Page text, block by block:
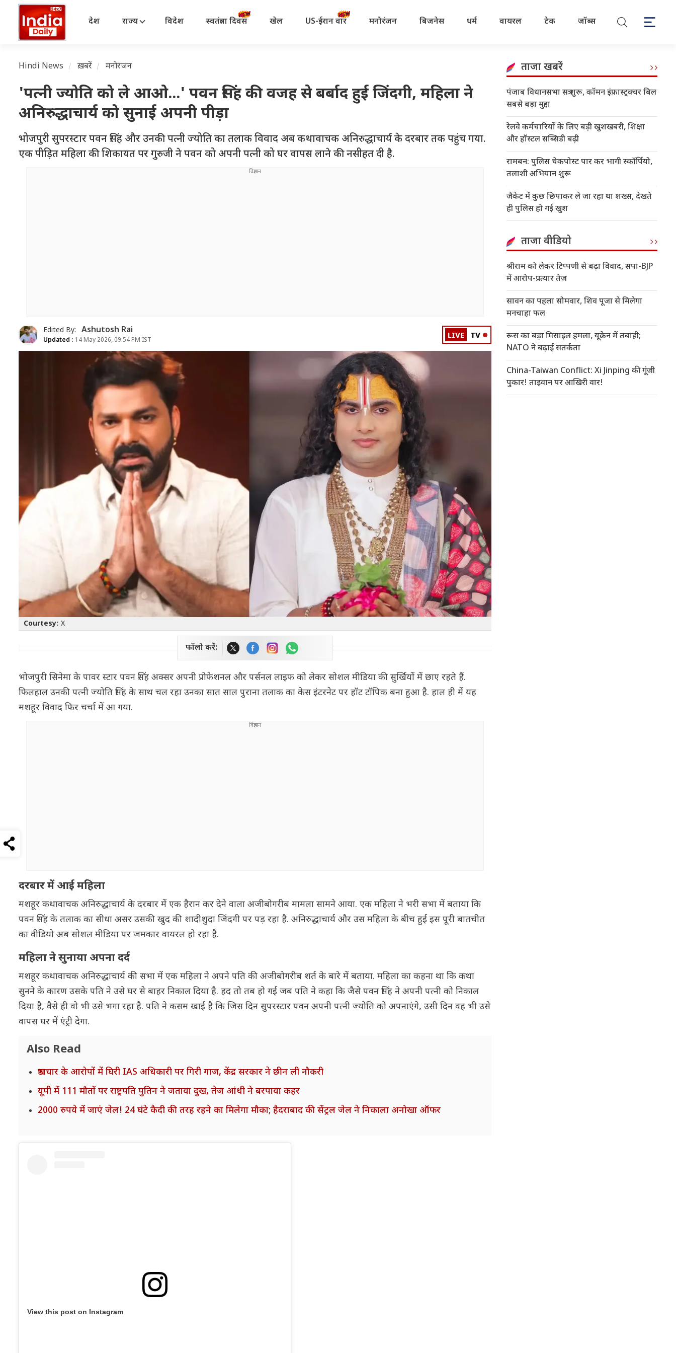
देश राज्य विदेश स्वतंत्रता दिवस खेल US-ईरान वॉर मनोरंजन बिजनेस धर्म वायरल टेक जॉब्स
Hindi News ख़बरें मनोरंजन
'पत्नी ज्योति को ले आओ...' पवन सिंह की वजह से बर्बाद हुई जिंदगी, महिला ने
अनिरुद्धाचार्य को सुनाई अपनी पीड़ा
भोजपुरी सुपरस्टार पवन सिंह और उनकी पत्नी ज्योति का तलाक विवाद अब कथावाचक अनिरुद्धाचार्य के दरबार तक पहुंच गया.
एक पीड़ित महिला की शिकायत पर गुरुजी ने पवन को अपनी पत्नी को घर वापस लाने की नसीहत दी है.
Edited By: Ashutosh Rai
Updated : 14 May 2026, 09:54 PM IST LIVE TV
Courtesy: X
फॉलो करें:
भोजपुरी सिनेमा के पावर स्टार पवन सिंह अक्सर अपनी प्रोफेशनल और पर्सनल लाइफ को लेकर सोशल मीडिया की सुर्खियों में छाए रहते हैं.
फिलहाल उनकी पत्नी ज्योति सिंह के साथ चल रहा उनका सात साल पुराना तलाक का केस इंटरनेट पर हॉट टॉपिक बना हुआ है. हाल ही में यह
मशहूर विवाद फिर चर्चा में आ गया.
दरबार में आई महिला
मशहूर कथावाचक अनिरुद्धाचार्य के दरबार में एक हैरान कर देने वाला अजीबोगरीब मामला सामने आया. एक महिला ने भरी सभा में बताया कि
पवन सिंह के तलाक का सीधा असर उसकी खुद की शादीशुदा जिंदगी पर पड़ रहा है. अनिरुद्धाचार्य और उस महिला के बीच हुई इस पूरी बातचीत
का वीडियो अब सोशल मीडिया पर जमकार वायरल हो रहा है.
महिला ने सुनाया अपना दर्द
मशहूर कथावाचक अनिरुद्धाचार्य की सभा में एक महिला ने अपने पति की अजीबोगरीब शर्त के बारे में बताया. महिला का कहना था कि कथा
सुनने के कारण उसके पति ने उसे घर से बाहर निकाल दिया है. हद तो तब हो गई जब पति ने कहा कि जैसे पवन सिंह ने अपनी पत्नी को निकाल
दिया है, वैसे ही वो भी उसे भगा रहा है. पति ने कसम खाई है कि जिस दिन सुपरस्टार पवन अपनी पत्नी ज्योति को अपनाएंगे, उसी दिन वह भी उसे
वापस घर में एंट्री देगा.
Also Read
भ्रष्टाचार के आरोपों में घिरी IAS अधिकारी पर गिरी गाज, केंद्र सरकार ने छीन ली नौकरी
यूपी में 111 मौतों पर राष्ट्रपति पुतिन ने जताया दुख, तेज आंधी ने बरपाया कहर
2000 रुपये में जाएं जेल! 24 घंटे कैदी की तरह रहने का मिलेगा मौका; हैदराबाद की सेंट्रल जेल ने निकाला अनोखा ऑफर
View this post on Instagram
ताजा खबरें
पंजाब विधानसभा सत्र शुरू, कॉमन इंफ्रास्ट्रक्चर बिल
सबसे बड़ा मुद्दा
रेलवे कर्मचारियों के लिए बड़ी खुशखबरी, शिक्षा
और हॉस्टल सब्सिडी बढ़ी
रामबन: पुलिस चेकपोस्ट पार कर भागी स्कॉर्पियो,
तलाशी अभियान शुरू
जैकेट में कुछ छिपाकर ले जा रहा था शख्स, देखते
ही पुलिस हो गई खुश
ताजा वीडियो
श्रीराम को लेकर टिप्पणी से बढ़ा विवाद, सपा-BJP
में आरोप-प्रत्यार तेज
सावन का पहला सोमवार, शिव पूजा से मिलेगा
मनचाहा फल
रूस का बड़ा मिसाइल हमला, यूक्रेन में तबाही;
NATO ने बढ़ाई सतर्कता
China-Taiwan Conflict: Xi Jinping की गूंजी
पुकार! ताइवान पर आखिरी वार!